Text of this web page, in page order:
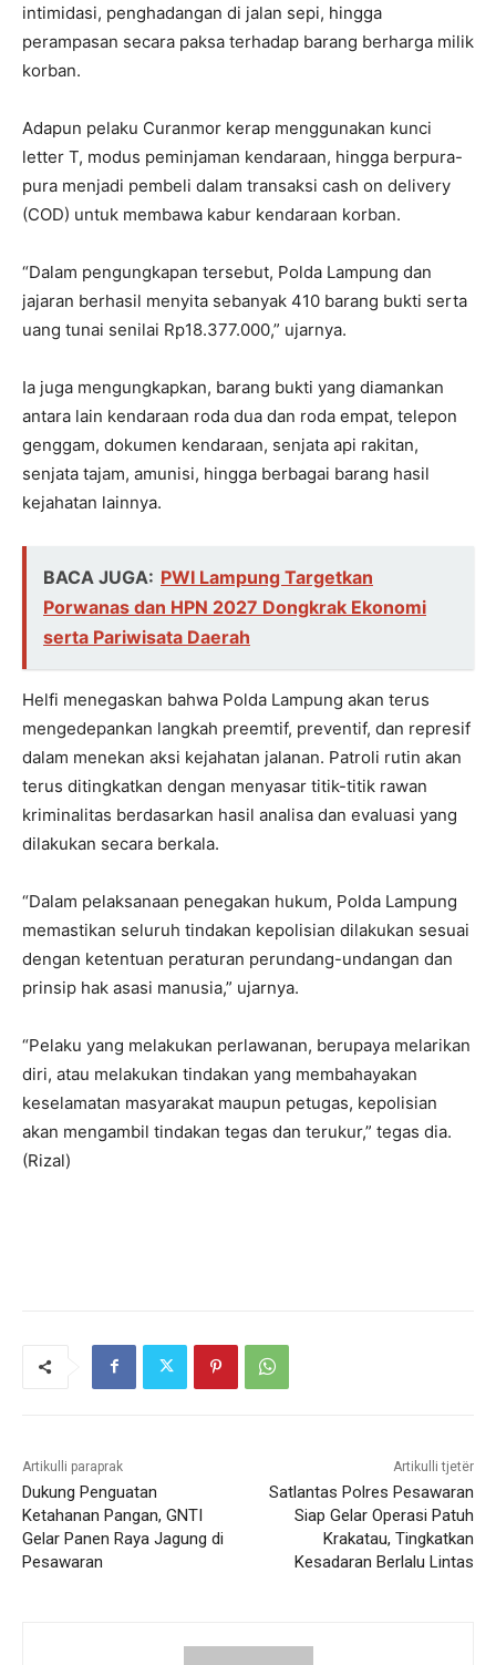
intimidasi, penghadangan di jalan sepi, hingga
perampasan secara paksa terhadap barang berharga milik
korban.
Adapun pelaku Curanmor kerap menggunakan kunci
letter T, modus peminjaman kendaraan, hingga berpura-
pura menjadi pembeli dalam transaksi cash on delivery
(COD) untuk membawa kabur kendaraan korban.
“Dalam pengungkapan tersebut, Polda Lampung dan
jajaran berhasil menyita sebanyak 410 barang bukti serta
uang tunai senilai Rp18.377.000,” ujarnya.
Ia juga mengungkapkan, barang bukti yang diamankan
antara lain kendaraan roda dua dan roda empat, telepon
genggam, dokumen kendaraan, senjata api rakitan,
senjata tajam, amunisi, hingga berbagai barang hasil
kejahatan lainnya.
BACA JUGA: PWI Lampung Targetkan
Porwanas dan HPN 2027 Dongkrak Ekonomi
serta Pariwisata Daerah
Helfi menegaskan bahwa Polda Lampung akan terus
mengedepankan langkah preemtif, preventif, dan represif
dalam menekan aksi kejahatan jalanan. Patroli rutin akan
terus ditingkatkan dengan menyasar titik-titik rawan
kriminalitas berdasarkan hasil analisa dan evaluasi yang
dilakukan secara berkala.
“Dalam pelaksanaan penegakan hukum, Polda Lampung
memastikan seluruh tindakan kepolisian dilakukan sesuai
dengan ketentuan peraturan perundang-undangan dan
prinsip hak asasi manusia,” ujarnya.
“Pelaku yang melakukan perlawanan, berupaya melarikan
diri, atau melakukan tindakan yang membahayakan
keselamatan masyarakat maupun petugas, kepolisian
akan mengambil tindakan tegas dan terukur,” tegas dia.
(Rizal)
Artikulli paraprak
Dukung Penguatan
Ketahanan Pangan, GNTI
Gelar Panen Raya Jagung di
Pesawaran
Artikulli tjetër
Satlantas Polres Pesawaran
Siap Gelar Operasi Patuh
Krakatau, Tingkatkan
Kesadaran Berlalu Lintas